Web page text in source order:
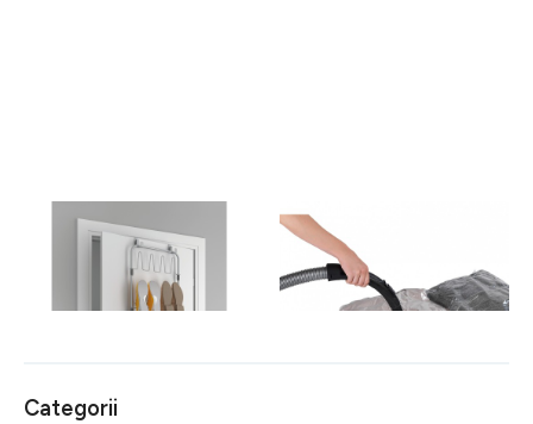
Suport suspendabil pentru
depozitarea pantofilor
Metaltex, 45x5x103 cm,
metal/invelis plastic, argintiu
Set 6 pungi de vidat Wenko
103 lei
Categorii